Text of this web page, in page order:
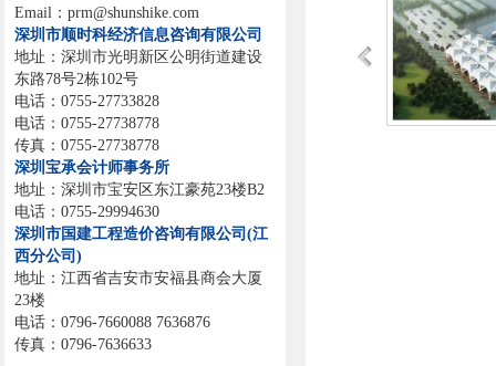
Email：prm@shunshike.com
深圳市顺时科经济信息咨询有限公司
地址：深圳市光明新区公明街道建设
东路78号2栋102号
电话：0755-27733828
电话：0755-27738778
传真：0755-27738778
深圳宝承会计师事务所
地址：深圳市宝安区东江豪苑23楼B2
电话：0755-29994630
深圳市国建工程造价咨询有限公司(江
西分公司)
地址：江西省吉安市安福县商会大厦
23楼
电话：0796-7660088 7636876
传真：0796-7636633